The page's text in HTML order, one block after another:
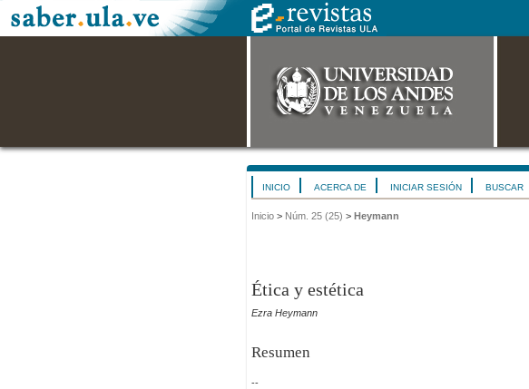
INICIO ACERCA DE INICIAR SESIÓN BUSCAR
Inicio > Núm. 25 (25) > Heymann
Ética y estética
Ezra Heymann
Resumen
--